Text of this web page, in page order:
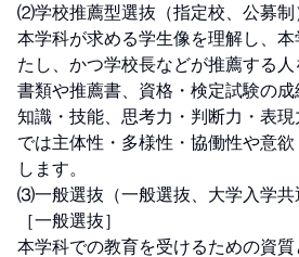
⑵学校推薦型選抜（指定校、公募制
本学科が求める学生像を理解し、
たし、かつ学校長などが推薦する
書類や推薦書、資格・検定試験の
知識・技能、思考力・判断力・表
では主体性・多様性・協働性や意
します。
⑶一般選抜（一般選抜、大学入学共
［一般選抜］
本学科での教育を受けるための資